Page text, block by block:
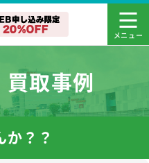
取事例
か？？